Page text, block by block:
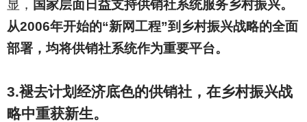
显， 国家层面日益支持供销社系统服务乡村振兴。
从2006年开始的“新网工程”到乡村振兴战略的全面
部署，均将供销社系统作为重要平台。
3.褪去计划经济底色的供销社，在乡村振兴战
略中重获新生。